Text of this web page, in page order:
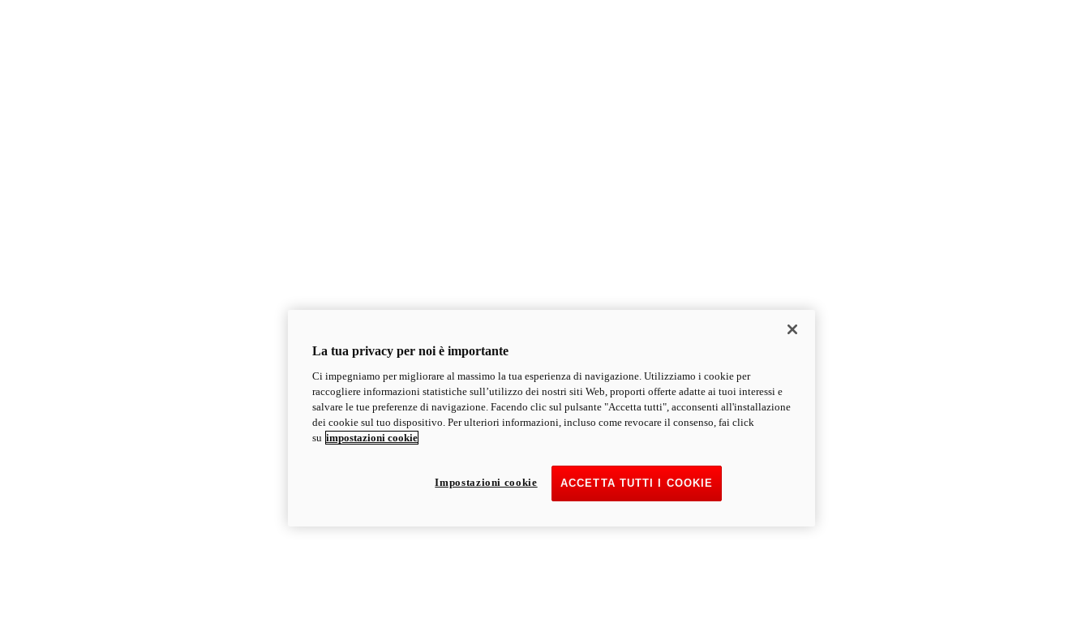
La tua privacy per noi è importante
Ci impegniamo per migliorare al massimo la tua esperienza di navigazione. Utilizziamo i cookie per
raccogliere informazioni statistiche sull’utilizzo dei nostri siti Web, proporti offerte adatte ai tuoi interessi e
salvare le tue preferenze di navigazione. Facendo clic sul pulsante "Accetta tutti", acconsenti all'installazione
dei cookie sul tuo dispositivo. Per ulteriori informazioni, incluso come revocare il consenso, fai click
su impostazioni cookie
ACCETTA TUTTI I COOKIE
Impostazioni cookie